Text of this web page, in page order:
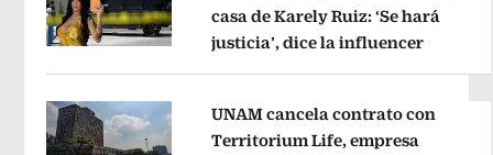
casa de Karely Ruiz: ‘Se hará
justicia’, dice la influencerOpens
UNAM cancela contrato con
Territorium Life, empresa